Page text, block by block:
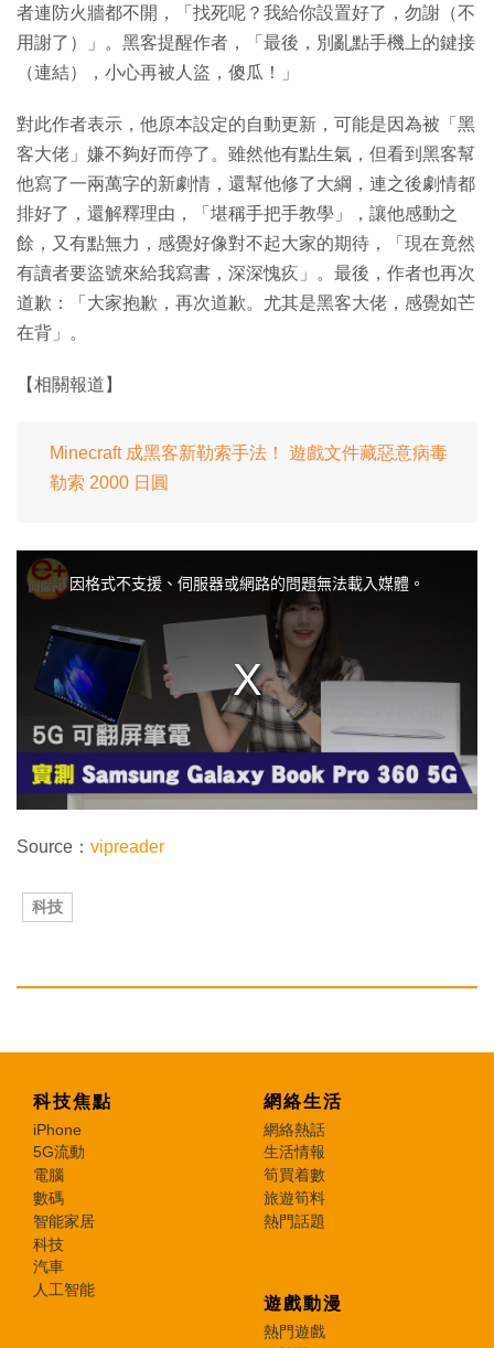
者連防火牆都不開，「找死呢？我給你設置好了，勿謝（不
用謝了）」。黑客提醒作者，「最後，別亂點手機上的鍵接
（連結），小心再被人盜，傻瓜！」
對此作者表示，他原本設定的自動更新，可能是因為被「黑
客大佬」嫌不夠好而停了。雖然他有點生氣，但看到黑客幫
他寫了一兩萬字的新劇情，還幫他修了大綱，連之後劇情都
排好了，還解釋理由，「堪稱手把手教學」，讓他感動之
餘，又有點無力，感覺好像對不起大家的期待，「現在竟然
有讀者要盜號來給我寫書，深深愧疚」。最後，作者也再次
道歉：「大家抱歉，再次道歉。尤其是黑客大佬，感覺如芒
在背」。
【相關報道】
Minecraft 成黑客新勒索手法！ 遊戲文件藏惡意病毒
勒索 2000 日圓
.
因格式不支援、伺服器或網路的問題無法載入媒體。
Source： vipreader
科技
科技焦點
iPhone
5G流動
電腦
數碼
智能家居
科技
汽車
人工智能
網絡生活
網絡熱話
生活情報
筍買着數
旅遊筍料
熱門話題
遊戲動漫
熱門遊戲